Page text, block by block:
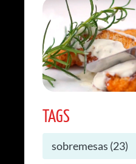
TAGS
sobremesas (23)